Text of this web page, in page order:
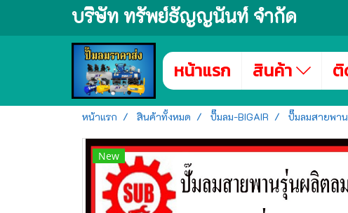
บริษัท ทรัพย์ธัญญนันท์ จำกัด
หน้าแรก สินค้า ติ
หน้าแรก สินค้าทั้งหมด ปั๊มลม-BIGAIR ปั๊มลมสายพา
New